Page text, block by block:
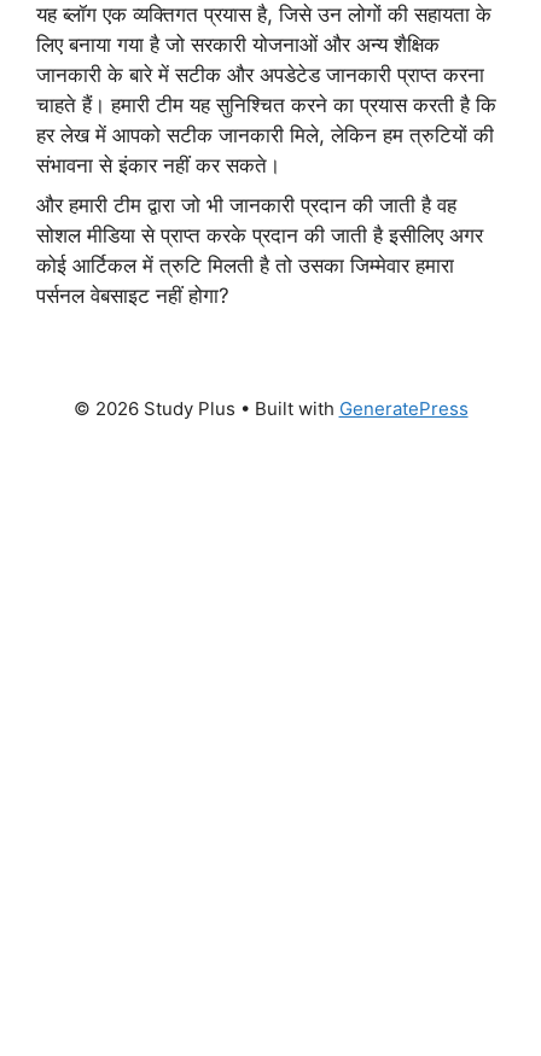
यह ब्लॉग एक व्यक्तिगत प्रयास है, जिसे उन लोगों की सहायता के
लिए बनाया गया है जो सरकारी योजनाओं और अन्य शैक्षिक
जानकारी के बारे में सटीक और अपडेटेड जानकारी प्राप्त करना
चाहते हैं। हमारी टीम यह सुनिश्चित करने का प्रयास करती है कि
हर लेख में आपको सटीक जानकारी मिले, लेकिन हम त्रुटियों की
संभावना से इंकार नहीं कर सकते।
और हमारी टीम द्वारा जो भी जानकारी प्रदान की जाती है वह
सोशल मीडिया से प्राप्त करके प्रदान की जाती है इसीलिए अगर
कोई आर्टिकल में त्रुटि मिलती है तो उसका जिम्मेवार हमारा
पर्सनल वेबसाइट नहीं होगा?
© 2026 Study Plus • Built with GeneratePress